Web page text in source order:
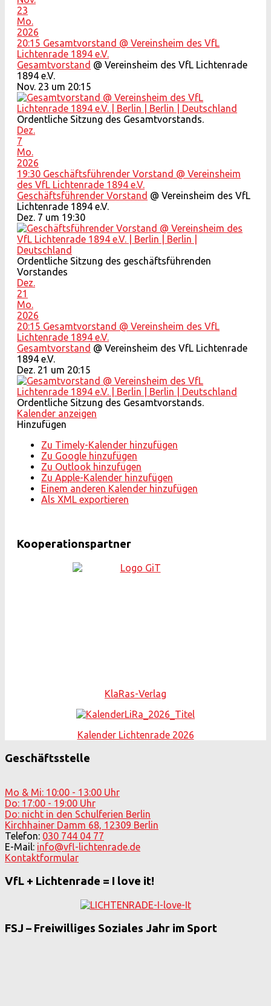
23
Mo.
2026
20:15 Gesamtvorstand @ Vereinsheim des VfL
Lichtenrade 1894 e.V.
Gesamtvorstand @ Vereinsheim des VfL Lichtenrade
1894 e.V.
Nov. 23 um 20:15
Ordentliche Sitzung des Gesamtvorstands.
Dez.
7
Mo.
2026
19:30 Geschäftsführender Vorstand @ Vereinsheim
des VfL Lichtenrade 1894 e.V.
Geschäftsführender Vorstand @ Vereinsheim des VfL
Lichtenrade 1894 e.V.
Dez. 7 um 19:30
Ordentliche Sitzung des geschäftsführenden
Vorstandes
Dez.
21
Mo.
2026
20:15 Gesamtvorstand @ Vereinsheim des VfL
Lichtenrade 1894 e.V.
Gesamtvorstand @ Vereinsheim des VfL Lichtenrade
1894 e.V.
Dez. 21 um 20:15
Ordentliche Sitzung des Gesamtvorstands.
Kalender anzeigen
Hinzufügen
Zu Timely-Kalender hinzufügen
Zu Google hinzufügen
Zu Outlook hinzufügen
Zu Apple-Kalender hinzufügen
Einem anderen Kalender hinzufügen
Als XML exportieren
Kooperationspartner
KlaRas-Verlag
Kalender Lichtenrade 2026
Geschäftsstelle
Mo & Mi: 10:00 - 13:00 Uhr
Do: 17:00 - 19:00 Uhr
Do: nicht in den Schulferien Berlin
Kirchhainer Damm 68, 12309 Berlin
Telefon: 030 744 04 77
E-Mail: info@vfl-lichtenrade.de
Kontaktformular
VfL + Lichtenrade = I love it!
FSJ – Freiwilliges Soziales Jahr im Sport